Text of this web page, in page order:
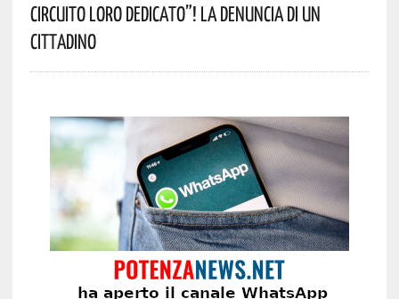
Circuito Loro Dedicato”! La Denuncia Di Un
Cittadino